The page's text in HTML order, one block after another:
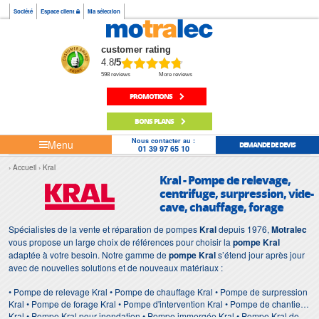
Société Espace client Ma sélection
customer rating
4.8/5
598 reviews More reviews
PROMOTIONS
BONS PLANS
Menu Nous contacter au :
01 39 97 65 10 DEMANDE DE DEVIS
Accueil Kral
Kral - Pompe de relevage,
centrifuge, surpression, vide-
cave, chauffage, forage
Spécialistes de la vente et réparation de pompesKraldepuis 1976, Motralec
vous propose un large choix de références pour choisir la pompe Kral
adaptée à votre besoin. Notre gamme depompe Krals’étend jour après jour
avec de nouvelles solutions et de nouveaux matériaux :
• Pompe de relevage Kral • Pompe de chauffage Kral • Pompe de surpression
Kral • Pompe de forage Kral • Pompe d'intervention Kral • Pompe de chantier
Kral • Pompe Kral pour inondation • Pompe immergée Kral • Pompe Kral de